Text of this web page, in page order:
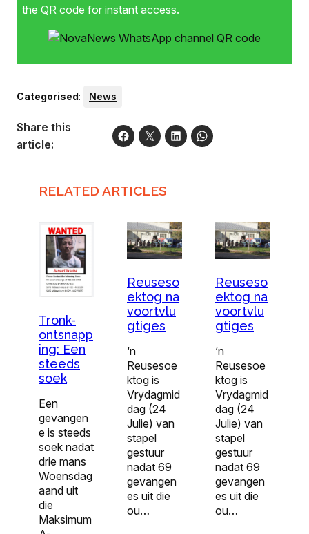
the QR code for instant access.
Categorised: News
Share this
article:
RELATED ARTICLES
Tronk-
ontsnapp
ing: Een
steeds
soek
Een
gevangen
e is steeds
soek nadat
drie mans
Woensdag
aand uit
die
Maksimum
Reuseso
ektog na
voortvlu
gtiges
‘n
Reusesoe
ktog is
Vrydagmid
dag (24
Julie) van
stapel
gestuur
nadat 69
gevangen
es uit die
ou…
Reuseso
ektog na
voortvlu
gtiges
‘n
Reusesoe
ktog is
Vrydagmid
dag (24
Julie) van
stapel
gestuur
nadat 69
gevangen
es uit die
ou…